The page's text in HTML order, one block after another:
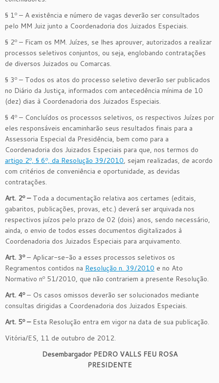
§ 1º – A existência e número de vagas deverão ser consultados
pelo MM Juiz junto a Coordenadoria dos Juizados Especiais.
§ 2º – Ficam os MM. Juízes, se lhes aprouver, autorizados a realizar
processos seletivos conjuntos, ou seja, englobando contratações
de diversos Juizados ou Comarcas.
§ 3º – Todos os atos do processo seletivo deverão ser publicados
no Diário da Justiça, informados com antecedência mínima de 10
(dez) dias à Coordenadoria dos Juizados Especiais.
§ 4º – Concluídos os processos seletivos, os respectivos Juízes por
eles responsáveis encaminharão seus resultados finais para a
Assessoria Especial da Presidência, bem como para a
Coordenadoria dos Juizados Especiais para que, nos termos do
artigo 2º, § 6º, da Resolução 39/2010, sejam realizadas, de acordo
com critérios de conveniência e oportunidade, as devidas
contratações.
Art. 2º – Toda a documentação relativa aos certames (editais,
gabaritos, publicações, provas, etc.) deverá ser arquivada nos
respectivos juízos pelo prazo de 02 (dois) anos, sendo necessário,
ainda, o envio de todos esses documentos digitalizados à
Coordenadoria dos Juizados Especiais para arquivamento.
Art. 3º– Aplicar-se-ão a esses processos seletivos os
Regramentos contidos na Resolução n. 39/2010 e no Ato
Normativo nº 51/2010, que não contrariem a presente Resolução.
Art. 4º– Os casos omissos deverão ser solucionados mediante
consultas dirigidas a Coordenadoria dos Juizados Especiais.
Art. 5º – Esta Resolução entra em vigor na data de sua publicação.
Vitória/ES, 11 de outubro de 2012.
Desembargador PEDRO VALLS FEU ROSA
PRESIDENTE